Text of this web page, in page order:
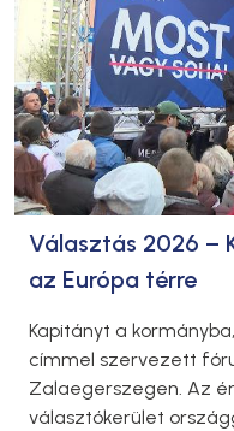
Választás 2026 –
az Európa térre
Kapitányt a
címmel szervezett
Zalaegerszegen. Az
választókerület